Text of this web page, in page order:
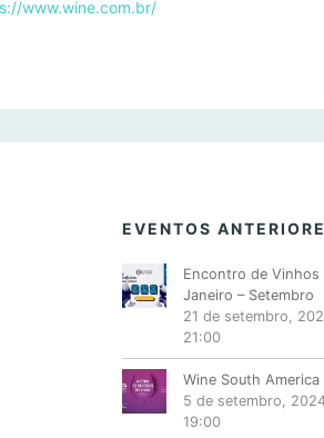
www.wine.com.br/
EVENTOS
Encontro de Vinhos
Janeiro – Setembro
21 de setembro,
21:00
Wine South America
5 de setembro,
19:00